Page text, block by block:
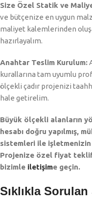
Size Özel Statik ve
ve bütçenize en uygun
maliyet kalemlerinden
hazırlayalım.
Anahtar Teslim Kurulum:
kurallarına tam uyumlu
ölçekli çadır projenizi
hale getirelim.
Büyük ölçekli alanların
hesabı doğru yapılmış,
sistemleri ile işletmenizin
Projenize özel fiyat
bizimle iletişime geçin.
Sıklıkla